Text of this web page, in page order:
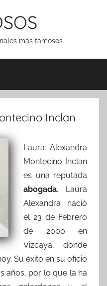
más famosos
Inclan
Laura Alexandra
Montecino Inclan
es una reputada
abogada. Laura
Alexandra nació
el 23 de Febrero
de 2000 en
Vizcaya, dónde
Su éxito en su oficio
años, por lo que la ha